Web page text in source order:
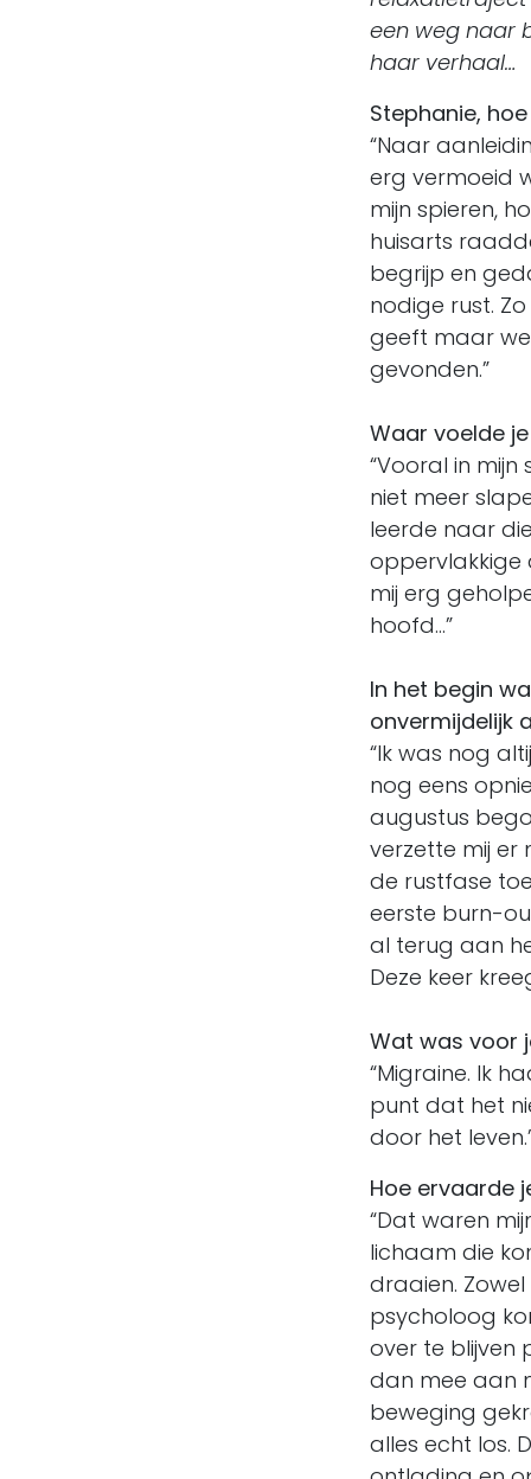
een weg naar
haar verhaal…
Stephanie,
“Naar
erg vermoeid
mijn spieren,
huisarts
begrijp en
nodige rust.
geeft maar
gevonden.”
Waar voelde
“Vooral in
niet meer
leerde naar
oppervlakkige
mij erg
hoofd…”
In het begin
onvermijdelijk
“Ik was nog
nog eens
augustus
verzette mij er
de rustfase
eerste burn-
al terug aan
Deze keer
Wat was voor
“Migraine. Ik
punt dat het
door het
Hoe ervaarde
“Dat waren
lichaam die
draaien.
psycholoog
over te blijven
dan mee aan
beweging
alles echt los.